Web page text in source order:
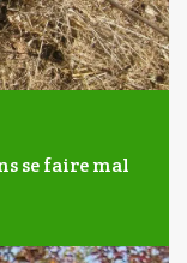
se faire mal